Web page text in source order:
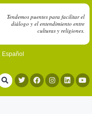
Tendemos puentes para facilitar el
diálogo y el entendimiento entre
culturas y religiones.
Español